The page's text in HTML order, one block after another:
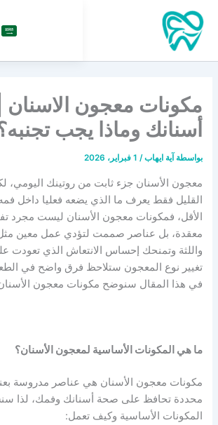
تخطي
إلى
المحتوى
مكونات معجون الاسنان |
أسنانك وماذا يجب
بواسطة آية ايهاب/ 1 فبراير، 2026
معجون الأسنان جزء ثابت من روتينك اليومي،
القليل فقط يعرف ما الذي يضعه فعليا داخل
الأقل، فمكونات معجون الأسنان ليست مجرد
معقدة، بل عناصر صممت لتؤدي عمل معين مثل
واللثة وتمنحك إحساس الانتعاش الذي تعودت
تغيير نوع المعجون ستلاحظ فرق واضح في الطعم
في هذا المقال سنوضح مكونات معجون
ما هي المكونات الأساسية لمعجون الأسنان؟
مكونات معجون الأسنان هي عناصر مدروسة
محددة تحافظ على صحة أسنانك وفمك، لذا
المكونات الأساسية وكيف تعمل: